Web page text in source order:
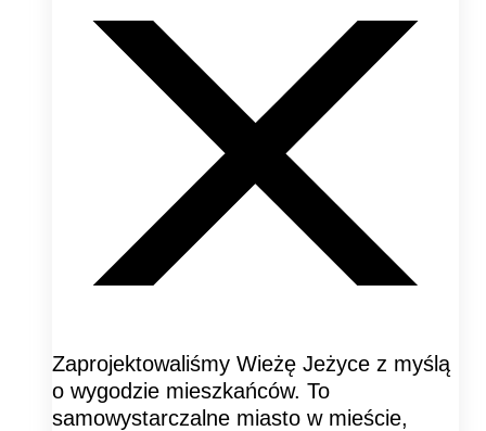
Zaprojektowaliśmy Wieżę Jeżyce z myślą
o wygodzie mieszkańców. To
samowystarczalne miasto w mieście,